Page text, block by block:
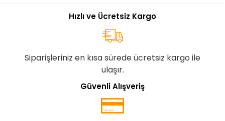
Hızlı ve Ücretsiz Kargo
Siparişleriniz en kısa sürede ücretsiz kargo ile
ulaşır.
Güvenli Alışveriş